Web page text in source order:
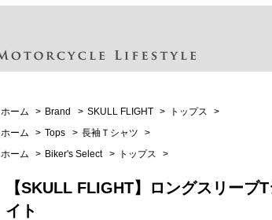
ホーム > Brand > SKULL FLIGHT > トップス
>
ホーム
> Tops > 長袖Ｔシャツ
>
ホーム
> Biker's Select > トップス >
【SKULL FLIGHT】ロングスリー
イト